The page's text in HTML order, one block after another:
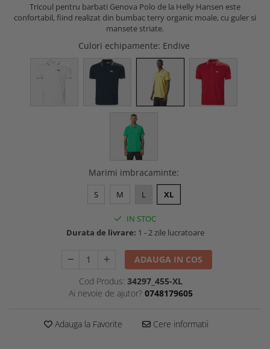
Tricoul pentru barbati Genova Polo de la Helly Hansen este
confortabil, fiind realizat din bumbac terry organic moale, cu guler si
mansete striate.
Culori echipamente: Endive
Marimi imbracaminte:
S M L XL
IN STOC
Durata de livrare: 1 - 2 zile lucratoare
ADAUGA IN COS
Cod Produs: 34297_455-XL
Ai nevoie de ajutor? 0748179605
Adauga la Favorite Cere informatii